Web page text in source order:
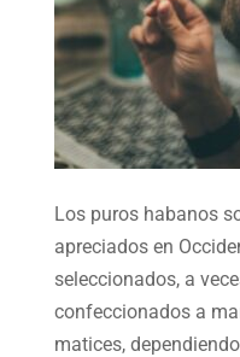
Los puros habanos
apreciados en
seleccionados, a
confeccionados a
matices,